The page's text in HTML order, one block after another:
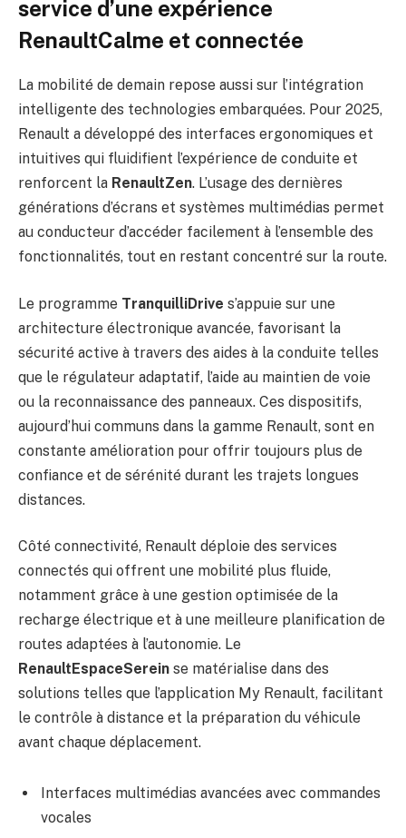
service d’une expérience
RenaultCalme et connectée
La mobilité de demain repose aussi sur l’intégration
intelligente des technologies embarquées. Pour 2025,
Renault a développé des interfaces ergonomiques et
intuitives qui fluidifient l’expérience de conduite et
renforcent la RenaultZen. L’usage des dernières
générations d’écrans et systèmes multimédias permet
au conducteur d’accéder facilement à l’ensemble des
fonctionnalités, tout en restant concentré sur la route.
Le programme TranquilliDrive s’appuie sur une
architecture électronique avancée, favorisant la
sécurité active à travers des aides à la conduite telles
que le régulateur adaptatif, l’aide au maintien de voie
ou la reconnaissance des panneaux. Ces dispositifs,
aujourd’hui communs dans la gamme Renault, sont en
constante amélioration pour offrir toujours plus de
confiance et de sérénité durant les trajets longues
distances.
Côté connectivité, Renault déploie des services
connectés qui offrent une mobilité plus fluide,
notamment grâce à une gestion optimisée de la
recharge électrique et à une meilleure planification de
routes adaptées à l’autonomie. Le
RenaultEspaceSerein se matérialise dans des
solutions telles que l’application My Renault, facilitant
le contrôle à distance et la préparation du véhicule
avant chaque déplacement.
Interfaces multimédias avancées avec commandes
vocales